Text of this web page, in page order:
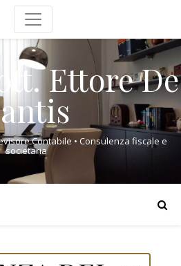
Ettore De
Contabile • Consulenza fiscale e
societaria